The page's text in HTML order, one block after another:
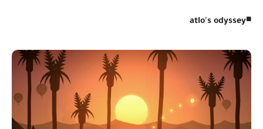
◾
atlo's odyssey